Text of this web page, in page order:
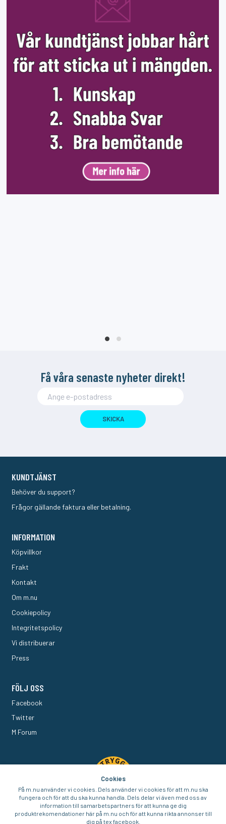
Få våra senaste nyheter direkt!
SKICKA
KUNDTJÄNST
Behöver du support?
Frågor gällande faktura eller betalning.
INFORMATION
Köpvillkor
Frakt
Kontakt
Om m.nu
Cookiepolicy
Integritetspolicy
Vi distribuerar
Press
FÖLJ OSS
Facebook
Twitter
M Forum
Cookies
På m.nu använder vi cookies. Dels använder vi cookies för att m.nu ska
fungera och för att du ska kunna handla. Dels delar vi även med oss av
information till samarbetspartners för att kunna ge dig
produktrekomendationer här på m.nu och för att kunna rikta annonser till
dig på tex facebook.